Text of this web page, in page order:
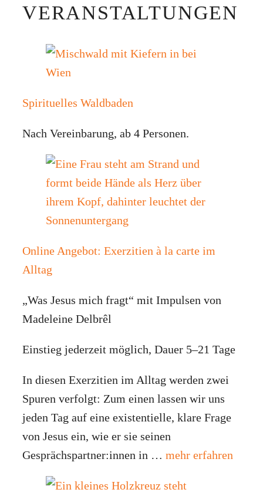
VERANSTALTUNGEN
Spirituelles Waldbaden
Nach Vereinbarung, ab 4 Personen.
Online Angebot: Exerzitien à la carte im
Alltag
„Was Jesus mich fragt“ mit Impulsen von
Madeleine Delbrêl
Einstieg jederzeit möglich, Dauer 5–21 Tage
In diesen Exerzitien im Alltag werden zwei
Spuren verfolgt: Zum einen lassen wir uns
jeden Tag auf eine existentielle, klare Frage
von Jesus ein, wie er sie seinen
Gesprächspartner:innen in … mehr erfahren